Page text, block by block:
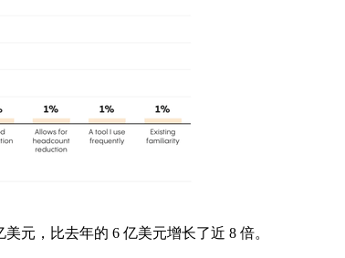
，比去年的 6 亿美元增长了近 8 倍。